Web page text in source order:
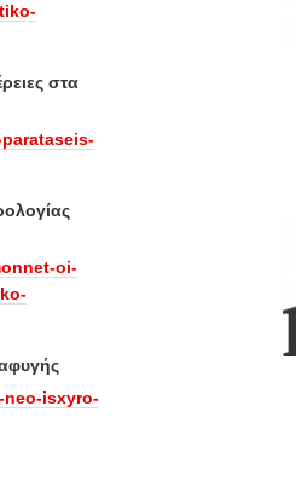
στα
oi-
neo-isxyro-